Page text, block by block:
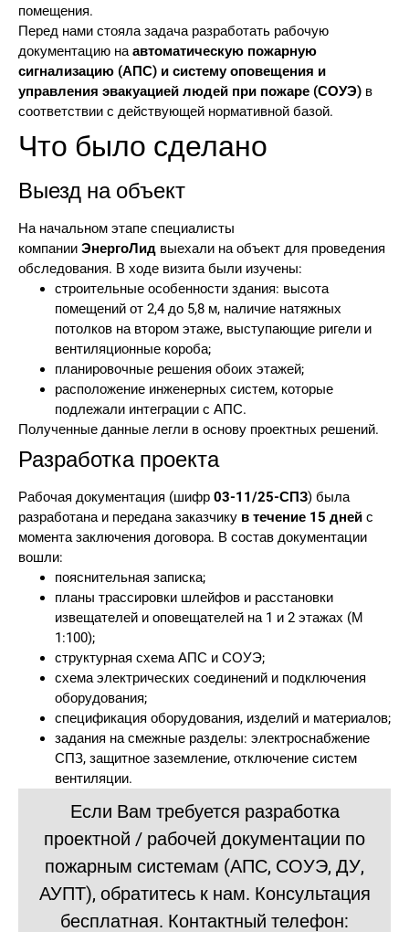
помещения.
Перед нами стояла задача разработать рабочую
документацию наавтоматическую пожарную
сигнализацию (АПС) и систему оповещения и
управления эвакуацией людей при пожаре (СОУЭ) в
соответствии с действующей нормативной базой.
Что было сделано
Выезд на объект
На начальном этапе специалисты
компании ЭнергоЛид выехали на объект для проведения
обследования. В ходе визита были изучены:
строительные особенности здания: высота
помещений от 2,4 до 5,8 м, наличие натяжных
потолков на втором этаже, выступающие ригели и
вентиляционные короба;
планировочные решения обоих этажей;
расположение инженерных систем, которые
подлежали интеграции с АПС.
Полученные данные легли в основу проектных решений.
Разработка проекта
Рабочая документация (шифр 03-11/25-СПЗ) была
разработана и передана заказчику в течение 15 дней с
момента заключения договора. В состав документации
вошли:
пояснительная записка;
планы трассировки шлейфов и расстановки
извещателей и оповещателей на 1 и 2 этажах (М
1:100);
структурная схема АПС и СОУЭ;
схема электрических соединений и подключения
оборудования;
спецификация оборудования, изделий и материалов;
задания на смежные разделы: электроснабжение
СПЗ, защитное заземление, отключение систем
вентиляции.
Если Вам требуется разработка
проектной / рабочей документации по
пожарным системам (АПС, СОУЭ, ДУ,
АУПТ), обратитесь к нам. Консультация
бесплатная. Контактный телефон: